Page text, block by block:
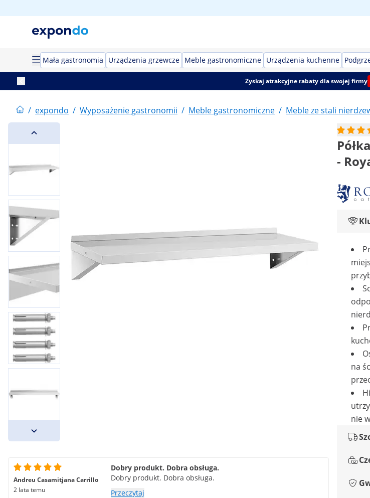
Mała gastronomia Urządzenia grzewcze Meble gastronomiczne Urządzenia kuchenne
Zyskaj atrakcyjne rabaty dla swojej firmy
/ expondo / Wyposażenie gastronomii / Meble gastronomiczne / Meble ze stali
-
na
nie
Andreu Casamitjana Carrillo
2 lata temu
Dobry produkt. Dobra obsługa.
Dobry produkt. Dobra obsługa.
Przeczytaj